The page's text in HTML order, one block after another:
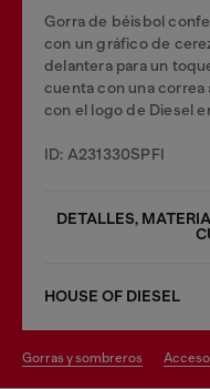
Gorra de béisbol
con un gráfico de
delantera para un
cuenta con una
con el logo de Diesel
ID: A231330SPFI
DETALLES,
HOUSE OF DIESEL
gorras y sombreros